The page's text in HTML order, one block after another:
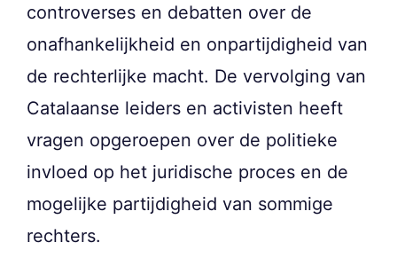
controverses en debatten over de
onafhankelijkheid en onpartijdigheid van
de rechterlijke macht. De vervolging van
Catalaanse leiders en activisten heeft
vragen opgeroepen over de politieke
invloed op het juridische proces en de
mogelijke partijdigheid van sommige
rechters.